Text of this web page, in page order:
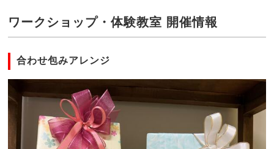
ワークショップ・体験教室 開催情報
合わせ包みアレンジ